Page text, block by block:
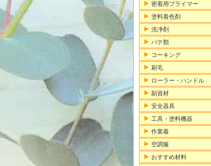
密着用プライマー
塗料着色剤
洗浄剤
パテ類
コーキング
刷毛
ローラー・ハンドル
副資材
安全器具
工具・塗料機器
作業着
空調服
おすすめ材料